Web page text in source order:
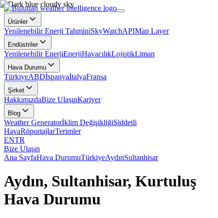
Ürünler
Yenilenebilir Enerji TahminiSkyWatchAPIMap Layer
Endüstriler
Yenilenebilir EnerjiEnerjiHavacılıkLojistikLiman
Hava Durumu
TürkiyeABDİspanyaİtalyaFransa
Şirket
HakkımızdaBize UlaşınKariyer
Blog
Weather Generatorİklim DeğişikliğiŞiddetli
HavaRöportajlarTerimler
ENTR
Bize Ulaşın
Ana SayfaHava DurumuTürkiyeAydınSultanhisar
Aydın, Sultanhisar, Kurtuluş
Hava Durumu